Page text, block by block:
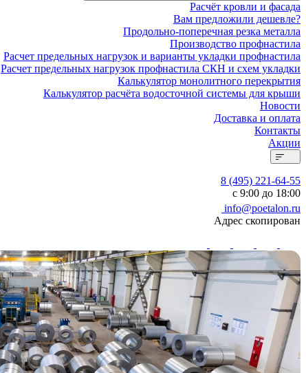
Расчёт кровли и фасада
Вам предложили дешевле?
Продольно-поперечная резка металла
Производство профнастила
Расчет предельных нагрузок и варианты укладки профнастила
Расчет предельных нагрузок профнастила СКН и схем укладки
Калькулятор монолитного перекрытия
Калькулятор расчёта водосточной системы для крыши
Новости
Доставка и оплата
Контакты
Акции
8 (495) 221-64-55
с 9:00 до 18:00
info@poetalon.ru
Адрес скопирован